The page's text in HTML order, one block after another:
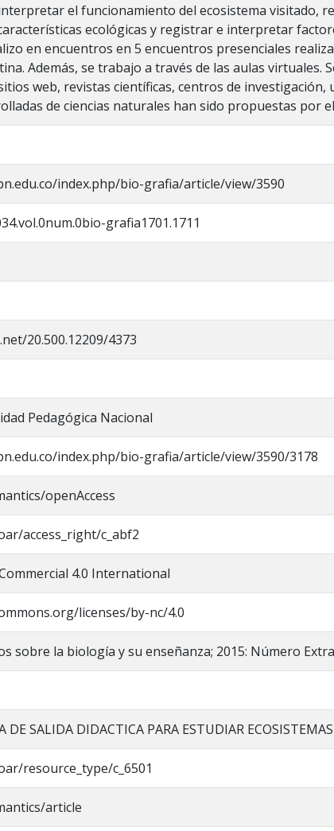
el funcionamiento del ecosistema visitado,
ecológicas y registrar e interpretar
en encuentros en 5 encuentros presenciales
Además, se trabajo a través de las aulas virtuales.
web, revistas científicas, centros de investigación,
de ciencias naturales han sido propuestas por
index.php/bio-grafia/article/view/3590
grafia1701.1711
20.500.12209/4373
Pedagógica Nacional
index.php/bio-grafia/article/view/3590/3178
openAccess
access_right/c_abf2
4.0 International
licenses/by-nc/4.0
sobre la biología y su enseñanza; 2015: Número
DE SALIDA DIDACTICA PARA ESTUDIAR
resource_type/c_6501
article